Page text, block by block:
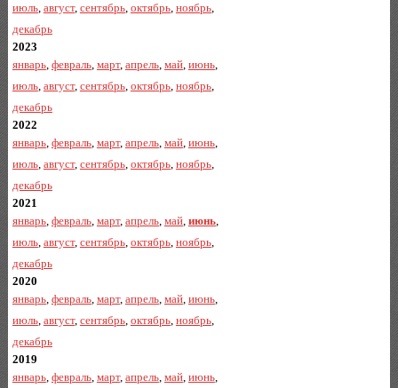
июль, август, сентябрь, октябрь, ноябрь,
декабрь
2023
январь, февраль, март, апрель, май, июнь,
июль, август, сентябрь, октябрь, ноябрь,
декабрь
2022
январь, февраль, март, апрель, май, июнь,
июль, август, сентябрь, октябрь, ноябрь,
декабрь
2021
январь, февраль, март, апрель, май, июнь,
июль, август, сентябрь, октябрь, ноябрь,
декабрь
2020
январь, февраль, март, апрель, май, июнь,
июль, август, сентябрь, октябрь, ноябрь,
декабрь
2019
январь, февраль, март, апрель, май, июнь,